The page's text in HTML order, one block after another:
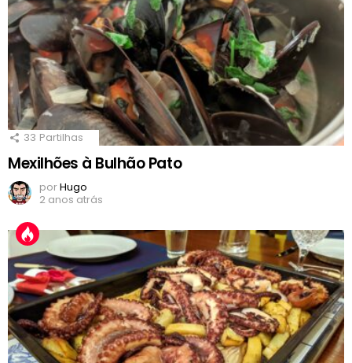
33 Partilhas
Mexilhões à Bulhão Pato
porHugo
2 anos atrás